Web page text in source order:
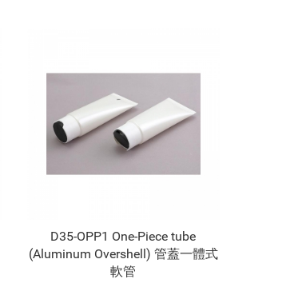
D35-OPP1 One-Piece tube
(Aluminum Overshell) 管蓋一體式
軟管